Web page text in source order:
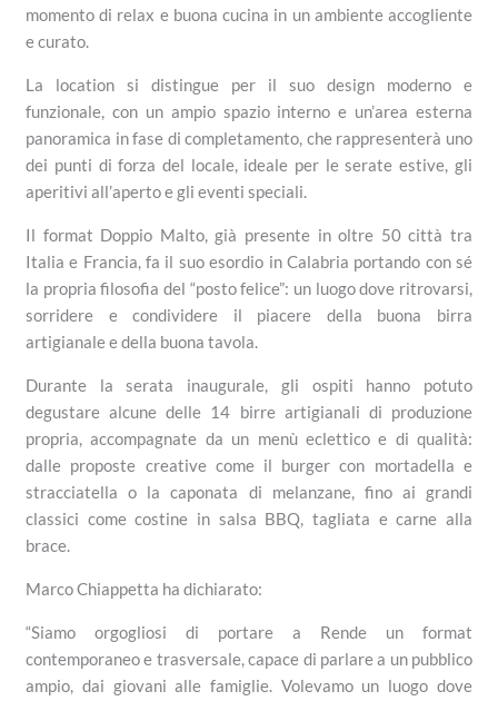
momento di relax e buona cucina in un ambiente accogliente
e curato.
La location si distingue per il suo design moderno e
funzionale, con un ampio spazio interno e un’area esterna
panoramica in fase di completamento, che rappresenterà uno
dei punti di forza del locale, ideale per le serate estive, gli
aperitivi all’aperto e gli eventi speciali.
Il format Doppio Malto, già presente in oltre 50 città tra
Italia e Francia, fa il suo esordio in Calabria portando con sé
la propria filosofia del “posto felice”: un luogo dove ritrovarsi,
sorridere e condividere il piacere della buona birra
artigianale e della buona tavola.
Durante la serata inaugurale, gli ospiti hanno potuto
degustare alcune delle 14 birre artigianali di produzione
propria, accompagnate da un menù eclettico e di qualità:
dalle proposte creative come il burger con mortadella e
stracciatella o la caponata di melanzane, fino ai grandi
classici come costine in salsa BBQ, tagliata e carne alla
brace.
Marco Chiappetta ha dichiarato:
“Siamo orgogliosi di portare a Rende un format
contemporaneo e trasversale, capace di parlare a un pubblico
ampio, dai giovani alle famiglie. Volevamo un luogo dove